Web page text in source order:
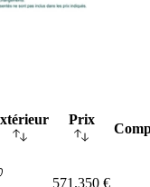
Prix
571.350 €